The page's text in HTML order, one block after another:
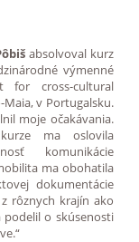
absolvoval kurz
výmenné
for cross-cultural
v Portugalsku.
moje očakávania.
ma oslovila
komunikácie
ma obohatila
dokumentácie
rôznych krajín ako
podelil o skúsenosti